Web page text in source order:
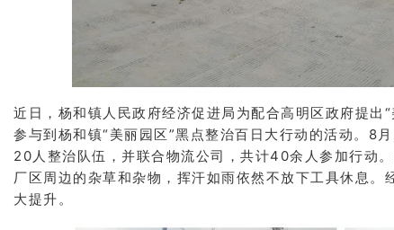
近日，杨和镇人民政府经济促进局为配合高明区政府提出
参与到杨和镇“美丽园区”黑点整治百日大行动的活动。8
20人整治队伍，并联合物流公司，共计40余人参加行动
厂区周边的杂草和杂物，挥汗如雨依然不放下工具休息。
大提升。